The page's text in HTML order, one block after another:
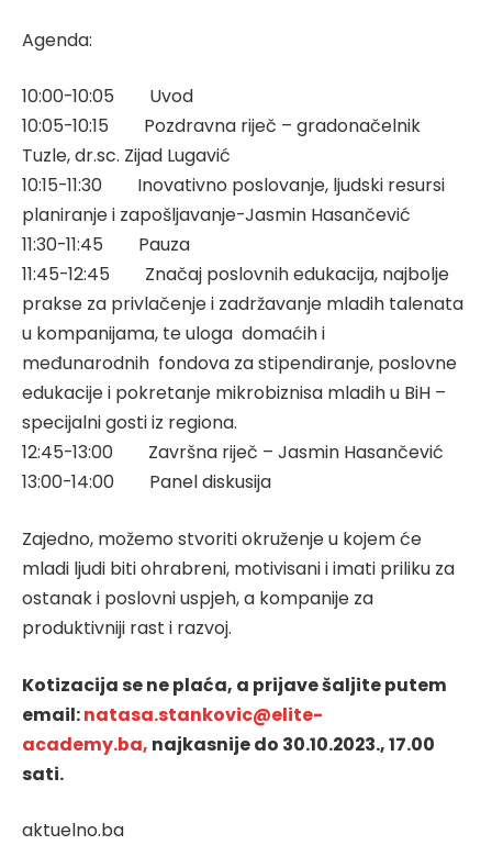
Agenda:
10:00-10:05 Uvod
10:05-10:15 Pozdravna riječ – gradonačelnik
Tuzle, dr.sc. Zijad Lugavić
10:15-11:30 Inovativno poslovanje, ljudski resursi
planiranje i zapošljavanje-Jasmin Hasančević
11:30-11:45 Pauza
11:45-12:45 Značaj poslovnih edukacija, najbolje
prakse za privlačenje i zadržavanje mladih talenata
u kompanijama, te uloga domaćih i
međunarodnih fondova za stipendiranje, poslovne
edukacije i pokretanje mikrobiznisa mladih u BiH –
specijalni gosti iz regiona.
12:45-13:00 Završna riječ – Jasmin Hasančević
13:00-14:00 Panel diskusija
Zajedno, možemo stvoriti okruženje u kojem će
mladi ljudi biti ohrabreni, motivisani i imati priliku za
ostanak i poslovni uspjeh, a kompanije za
produktivniji rast i razvoj.
Kotizacija se ne plaća, a prijave šaljite putem
email:natasa.stankovic@elite-
academy.ba, najkasnije do 30.10.2023., 17.00
sati.
aktuelno.ba